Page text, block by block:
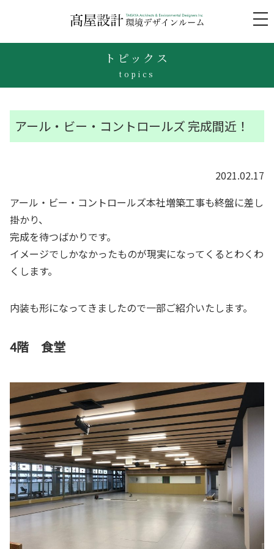
トピックス
topics
アール・ビー・コントロールズ 完成間近！
2021.02.17
アール・ビー・コントロールズ本社増築工事も終盤に差し
掛かり、
完成を待つばかりです。
イメージでしかなかったものが現実になってくるとわくわ
くします。
内装も形になってきましたので一部ご紹介いたします。
4階 食堂